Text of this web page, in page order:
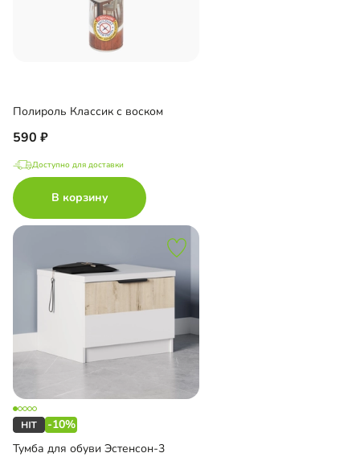
Полироль Классик с воском
590
Доступно для доставки
В корзину
-10%
Тумба для обуви Эстенсон-3